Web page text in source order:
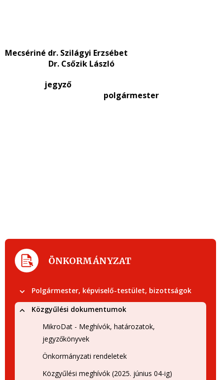
Mecsériné dr. Szilágyi Erzsébet
Dr. Csőzik László
jegyző
polgármester
ÖNKORMÁNYZAT
Polgármester, képviselő-testület, bizottságok
Közgyűlési dokumentumok
MikroDat - Meghívók, határozatok,
jegyzőkönyvek
Önkormányzati rendeletek
Közgyűlési meghívók (2025. június 04-ig)